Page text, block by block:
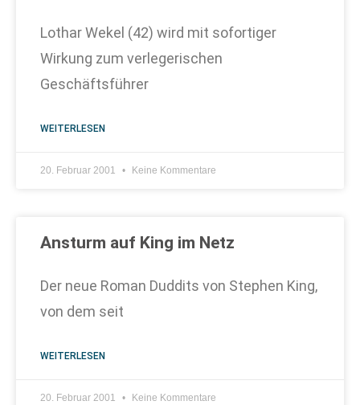
Lothar Wekel (42) wird mit sofortiger
Wirkung zum verlegerischen
Geschäftsführer
WEITERLESEN
20. Februar 2001 Keine Kommentare
Ansturm auf King im Netz
Der neue Roman Duddits von Stephen King,
von dem seit
WEITERLESEN
20. Februar 2001 Keine Kommentare